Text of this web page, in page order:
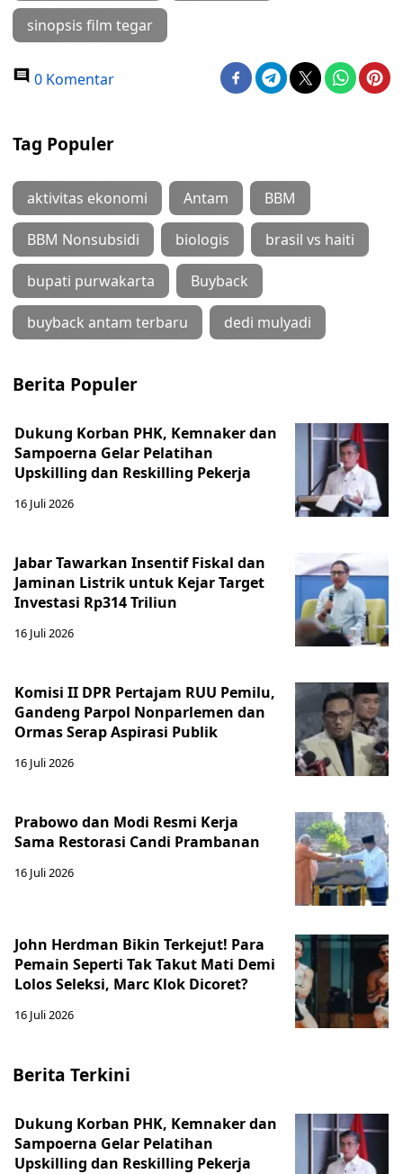
sinopsis film tegar
0 Komentar
Tag Populer
aktivitas ekonomi Antam BBM
BBM Nonsubsidi biologis brasil vs haiti
bupati purwakarta Buyback
buyback antam terbaru dedi mulyadi
Berita Populer
Dukung Korban PHK, Kemnaker dan
Sampoerna Gelar Pelatihan
Upskilling dan Reskilling Pekerja
16 Juli 2026
Jabar Tawarkan Insentif Fiskal dan
Jaminan Listrik untuk Kejar Target
Investasi Rp314 Triliun
16 Juli 2026
Komisi II DPR Pertajam RUU Pemilu,
Gandeng Parpol Nonparlemen dan
Ormas Serap Aspirasi Publik
16 Juli 2026
Prabowo dan Modi Resmi Kerja
Sama Restorasi Candi Prambanan
16 Juli 2026
John Herdman Bikin Terkejut! Para
Pemain Seperti Tak Takut Mati Demi
Lolos Seleksi, Marc Klok Dicoret?
16 Juli 2026
Berita Terkini
Dukung Korban PHK, Kemnaker dan
Sampoerna Gelar Pelatihan
Upskilling dan Reskilling Pekerja